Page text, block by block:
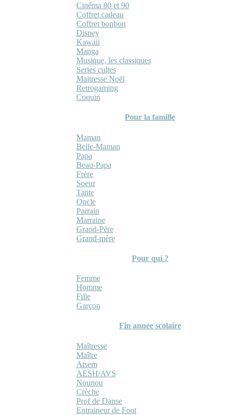
Cinéma 80 et 90
Coffret cadeau
Coffret bonbon
Disney
Kawaii
Manga
Musique, les classiques
Series cultes
Maitresse Noël
Retrogaming
Coquin
Pour la famille
Maman
Belle-Maman
Papa
Beau-Papa
Frère
Soeur
Tante
Oncle
Parrain
Marraine
Grand-Père
Grand-mère
Pour qui ?
Femme
Homme
Fille
Garçon
Fin année scolaire
Maîtresse
Maître
Atsem
AESH/AVS
Nounou
Crèche
Prof de Danse
Entraineur de Foot